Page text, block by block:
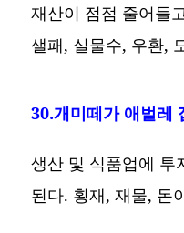
재산이 점점 줄어들
샐패, 실물수, 우환,
30.개미떼가 애벌레
생산 및 식품업에 투
된다. 횡재, 재물, 돈